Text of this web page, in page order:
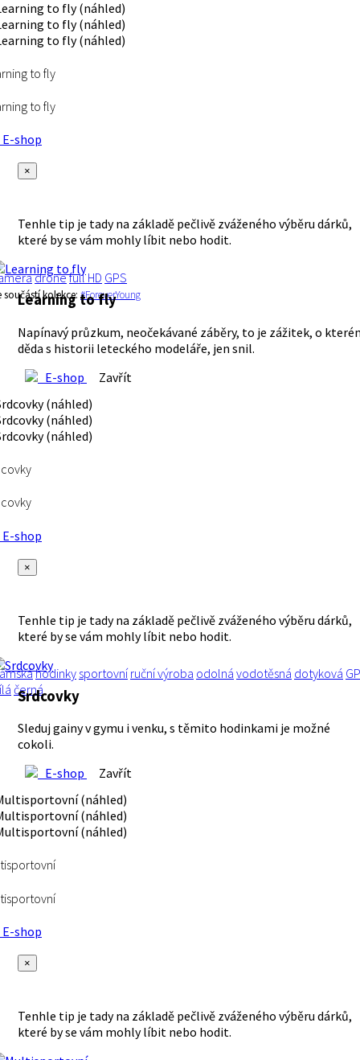
to fly
to fly
shop
×
Tenhle tip je tady na základě pečlivě zváženého výběru dárků,
které by se vám mohly líbit nebo hodit.
dronefull HD GPS
součástí kolekce: #ForeverYoung
Learning to fly
Napínavý průzkum, neočekávané záběry, to je zážitek, o
děda s historii leteckého modeláře, jen snil.
E-shop
Zavřít
shop
×
Tenhle tip je tady na základě pečlivě zváženého výběru dárků,
které by se vám mohly líbit nebo hodit.
hodinky sportovní ruční výroba odolná vodotěsná dotyková
černá
Srdcovky
Sleduj gainy v gymu i venku, s těmito hodinkami je možné
cokoli.
E-shop
Zavřít
shop
×
Tenhle tip je tady na základě pečlivě zváženého výběru dárků,
které by se vám mohly líbit nebo hodit.